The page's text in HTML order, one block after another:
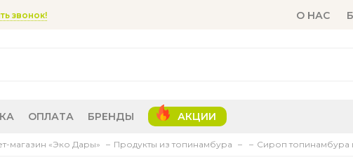
звонок! О НАС
ОПЛАТА БРЕНДЫ АКЦИИ
магазин «Эко Дары» Продукты из топинамбура Сироп топинамбура